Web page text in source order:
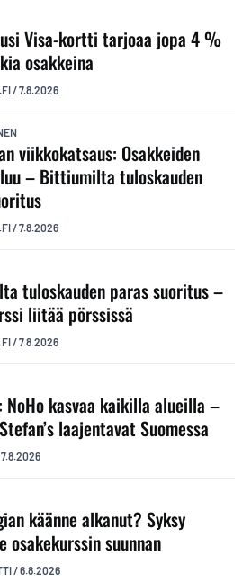
Visa-kortti tarjoaa jopa 4 %
osakkeina
/7.8.2026
viikkokatsaus: Osakkeiden
– Bittiumilta tuloskauden
/7.8.2026
tuloskauden paras suoritus –
liitää pörssissä
/7.8.2026
NoHo kasvaa kaikilla alueilla –
laajentavat Suomessa
7.8.2026
käänne alkanut? Syksy
osakekurssin suunnan
/6.8.2026